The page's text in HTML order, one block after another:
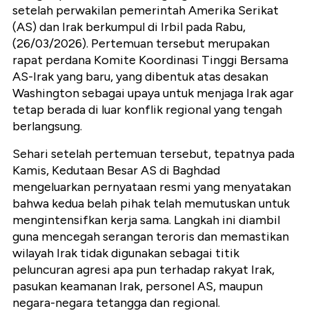
setelah perwakilan pemerintah Amerika Serikat
(AS) dan Irak berkumpul di Irbil pada Rabu,
(26/03/2026). Pertemuan tersebut merupakan
rapat perdana Komite Koordinasi Tinggi Bersama
AS-Irak yang baru, yang dibentuk atas desakan
Washington sebagai upaya untuk menjaga Irak agar
tetap berada di luar konflik regional yang tengah
berlangsung.
Sehari setelah pertemuan tersebut, tepatnya pada
Kamis, Kedutaan Besar AS di Baghdad
mengeluarkan pernyataan resmi yang menyatakan
bahwa kedua belah pihak telah memutuskan untuk
mengintensifkan kerja sama. Langkah ini diambil
guna mencegah serangan teroris dan memastikan
wilayah Irak tidak digunakan sebagai titik
peluncuran agresi apa pun terhadap rakyat Irak,
pasukan keamanan Irak, personel AS, maupun
negara-negara tetangga dan regional.